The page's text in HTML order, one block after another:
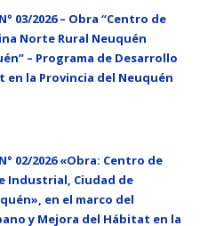
03/2026 – Obra “Centro de
Norte Rural Neuquén
– Programa de Desarrollo
la Provincia del Neuquén
02/2026 «Obra: Centro de
Industrial, Ciudad de
en el marco del
y Mejora del Hábitat en la